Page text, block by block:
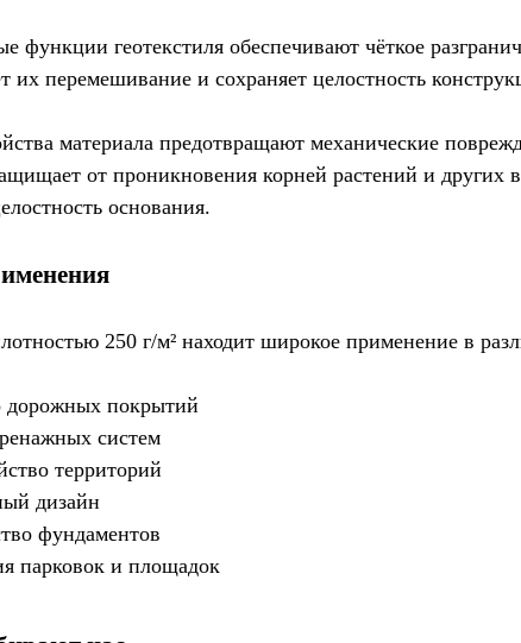
функции геотекстиля обеспечивают чёткое
их перемешивание и сохраняет целостность
материала предотвращают механические
от проникновения корней растений и других
основания.
250 г/м² находит широкое применение в
дорожных покрытий
систем
территорий
дизайн
фундаментов
парковок и площадок